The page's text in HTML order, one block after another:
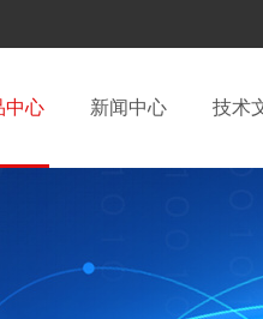
中心 新闻中心 技术